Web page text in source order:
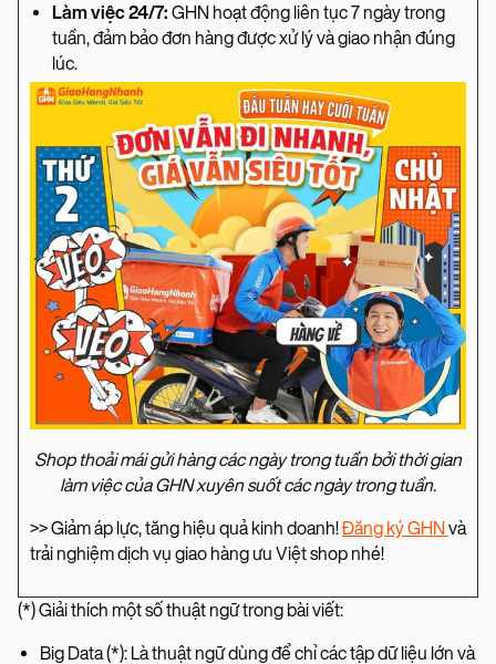
Làm việc 24/7: GHN hoạt động liên tục 7 ngày trong
tuần, đảm bảo đơn hàng được xử lý và giao nhận đúng
lúc.
Shop thoải mái gửi hàng các ngày trong tuần bởi thời gian
làm việc của GHN xuyên suốt các ngày trong tuần.
>> Giảm áp lực, tăng hiệu quả kinh doanh!Đăng ký GHN và
trải nghiệm dịch vụ giao hàng ưu Việt shop nhé!
(*) Giải thích một số thuật ngữ trong bài viết:
Big Data (*): Là thuật ngữ dùng để chỉ các tập dữ liệu lớn và